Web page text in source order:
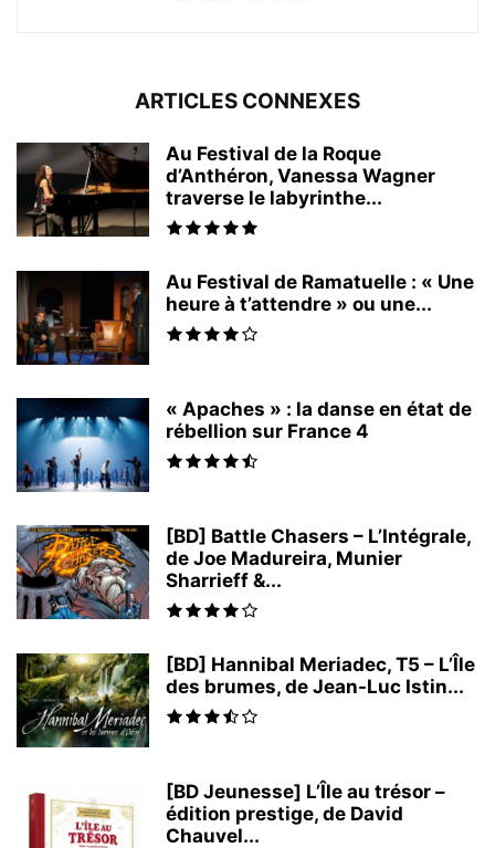
ARTICLES CONNEXES
Au Festival de la Roque
d’Anthéron, Vanessa Wagner
traverse le labyrinthe...
Au Festival de Ramatuelle : « Une
heure à t’attendre » ou une...
« Apaches » : la danse en état de
rébellion sur France 4
[BD] Battle Chasers – L’Intégrale,
de Joe Madureira, Munier
Sharrieff &...
[BD] Hannibal Meriadec, T5 – L’Île
des brumes, de Jean-Luc Istin...
[BD Jeunesse] L’Île au trésor –
édition prestige, de David
Chauvel...